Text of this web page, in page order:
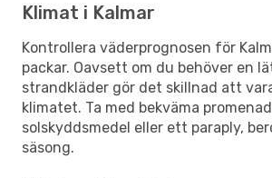
Klimat i Kalmar
Kontrollera väderprognosen för
packar. Oavsett om du behöver en
strandkläder gör det skillnad att
klimatet. Ta med bekväma
solskyddsmedel eller ett paraply,
säsong.